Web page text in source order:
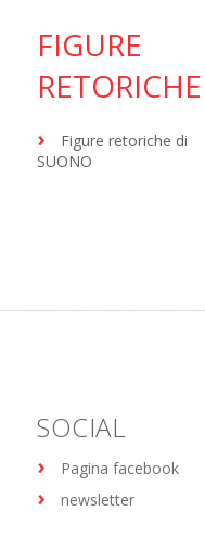
FIGURE
RETORICHE
Figure retoriche di
SUONO
SOCIAL
Pagina facebook
newsletter